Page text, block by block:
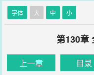
字体 大 中 小
第130章
上一章 目录